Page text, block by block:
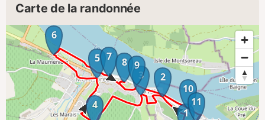
Carte de la randonnée
1
2
3
4
5
6
7
8 9
10
11